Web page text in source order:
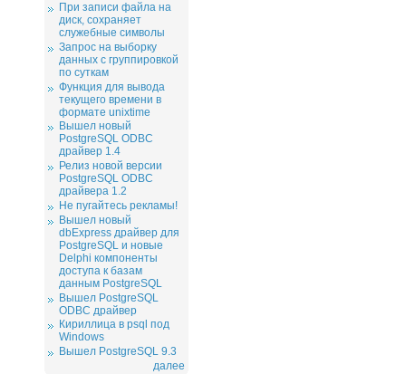
При записи файла на
диск, сохраняет
служебные символы
Запрос на выборку
данных с группировкой
по суткам
Функция для вывода
текущего времени в
формате unixtime
Вышел новый
PostgreSQL ODBC
драйвер 1.4
Релиз новой версии
PostgreSQL ODBC
драйвера 1.2
Не пугайтесь рекламы!
Вышел новый
dbExpress драйвер для
PostgreSQL и новые
Delphi компоненты
доступа к базам
данным PostgreSQL
Вышел PostgreSQL
ODBC драйвер
Кириллица в psql под
Windows
Вышел PostgreSQL 9.3
далее